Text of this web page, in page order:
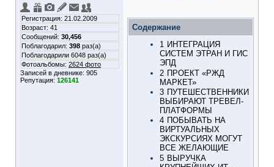
Регистрация: 21.02.2009
Возраст: 41
Сообщений: 30,456
Поблагодарил: 398 раз(а)
Поблагодарили 6048 раз(а)
Фотоальбомы: 2624 фото
Записей в дневнике: 905
Репутация: 126141
Содержание
1 ИНТЕГРАЦИЯ
СИСТЕМ ЭТРАН И ГИС
ЭПД
2 ПРОЕКТ «РЖД
МАРКЕТ»
3 ПУТЕШЕСТВЕННИКИ
ВЫБИРАЮТ ТРЕВЕЛ-
ПЛАТФОРМЫ
4 ПОБЫВАТЬ НА
ВИРТУАЛЬНЫХ
ЭКСКУРСИЯХ МОГУТ
ВСЕ ЖЕЛАЮЩИЕ
5 ВЫРУЧКА